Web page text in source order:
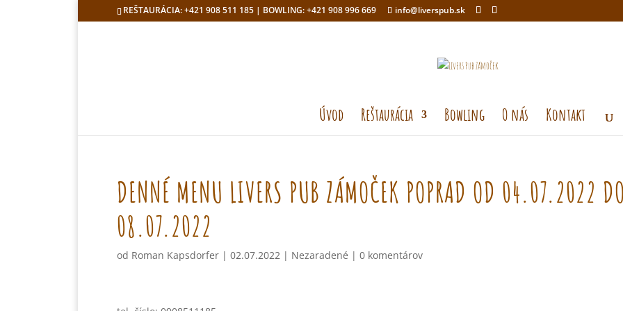
REŠTAURÁCIA: +421 908 511 185 | BOWLING: +421 908 996 669 info@liverspub.sk
Úvod Reštaurácia Bowling O nás Kontakt
DENNÉ MENU LIVERS PUB ZÁMOČEK POPRAD OD 04.07.2022
08.07.2022
od Roman Kapsdorfer | 02.07.2022 | Nezaradené | 0 komentárov